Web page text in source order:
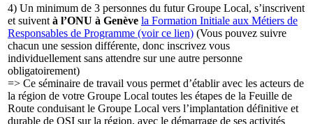
4) Un minimum de 3 personnes du futur Groupe Local, s’inscrivent
et suivent à l’ONU à Genève la Formation Initiale aux Métiers de
Responsables de Programme (voir ce lien) (Vous pouvez suivre
chacun une session différente, donc inscrivez vous
individuellement sans attendre sur une autre personne
obligatoirement)
=> Ce séminaire de travail vous permet d’établir avec les acteurs de
la région de votre Groupe Local toutes les étapes de la Feuille de
Route conduisant le Groupe Local vers l’implantation définitive et
durable de OSI sur la région, avec le démarrage de ses activités